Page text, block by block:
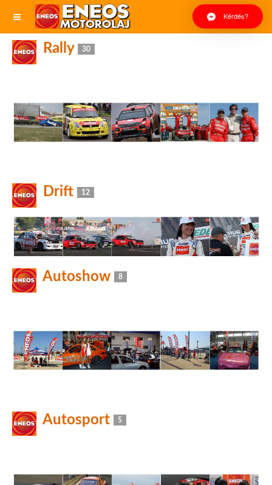
Kérdés?
Rally 30
Drift 12
Autoshow 8
Autosport 5